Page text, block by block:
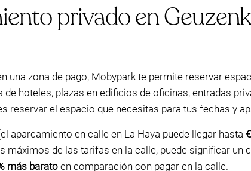
privado en
una zona de pago, Mobypark te permite reservar
hoteles, plazas en edificios de oficinas, entradas
reservar el espacio que necesitas para tus fechas y
aparcamiento en calle en La Haya puede llegar hasta
máximos de las tarifas en la calle, puede significar
más barato en comparación con pagar en la calle.